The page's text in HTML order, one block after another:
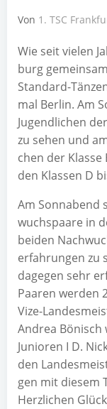
Von 1. TSC
Wie seit vie­len
burg
Stan­dard-
mal Ber­lin. Am
Jugend­li­chen
zu sehen und
chen der Klas­se
den Klas­sen D
Am Sonn­abend
wuchs­paa­re in
bei­den
erfah­run­gen zu
dage­gen sehr
Paa­ren wer­den
Vize-
Andrea Bönisch
Junio­ren I D.
den
gen mit die­sem
Herz­li­chen